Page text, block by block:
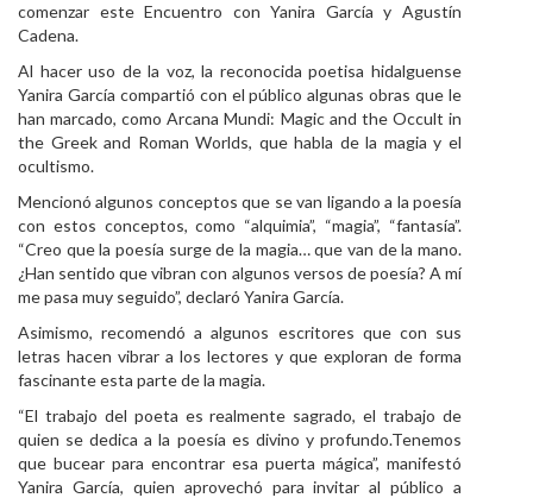
comenzar este Encuentro con Yanira García y Agustín
Cadena.
Al hacer uso de la voz, la reconocida poetisa hidalguense
Yanira García compartió con el público algunas obras que le
han marcado, como Arcana Mundi: Magic and the Occult in
the Greek and Roman Worlds, que habla de la magia y el
ocultismo.
Mencionó algunos conceptos que se van ligando a la poesía
con estos conceptos, como “alquimia”, “magia”, “fantasía”.
“Creo que la poesía surge de la magia… que van de la mano.
¿Han sentido que vibran con algunos versos de poesía? A mí
me pasa muy seguido”, declaró Yanira García.
Asimismo, recomendó a algunos escritores que con sus
letras hacen vibrar a los lectores y que exploran de forma
fascinante esta parte de la magia.
“El trabajo del poeta es realmente sagrado, el trabajo de
quien se dedica a la poesía es divino y profundo.Tenemos
que bucear para encontrar esa puerta mágica”, manifestó
Yanira García, quien aprovechó para invitar al público a